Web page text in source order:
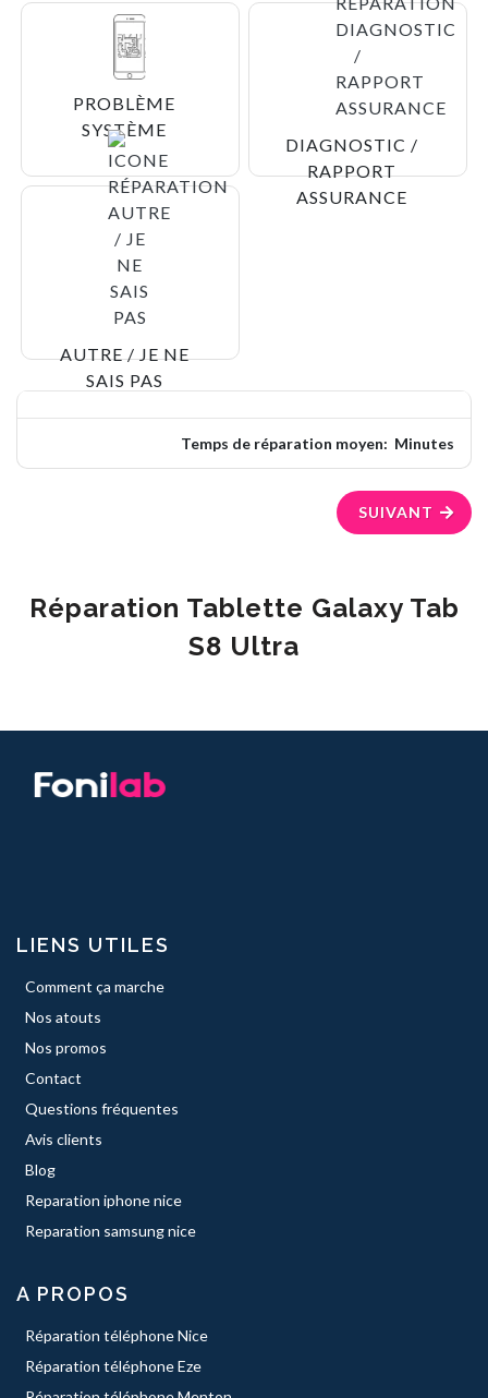
PROBLÈME
SYSTÈME
DIAGNOSTIC /
RAPPORT
ASSURANCE
AUTRE / JE NE
SAIS PAS
Temps de réparation moyen: Minutes
SUIVANT
Réparation Tablette Galaxy Tab
S8 Ultra
LIENS UTILES
Comment ça marche
Nos atouts
Nos promos
Contact
Questions fréquentes
Avis clients
Blog
Reparation iphone nice
Reparation samsung nice
A PROPOS
Réparation téléphone Nice
Réparation téléphone Eze